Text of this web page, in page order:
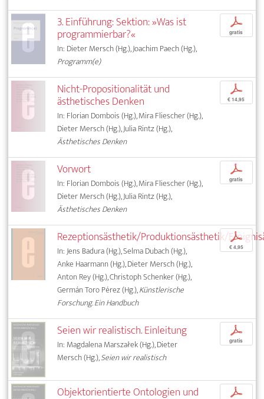
3. Einführung: Sektion: »Was ist
programmierbar?«
In: Dieter Mersch (Hg.), Joachim Paech (Hg.),
Programm(e)
p
gratis
Nicht-Propositionalität und
ästhetisches Denken
In: Florian Dombois (Hg.), Mira Fliescher (Hg.),
Dieter Mersch (Hg.), Julia Rintz (Hg.),
Ästhetisches Denken
p
€ 14,95
Vorwort
In: Florian Dombois (Hg.), Mira Fliescher (Hg.),
Dieter Mersch (Hg.), Julia Rintz (Hg.),
Ästhetisches Denken
p
gratis
Rezeptionsästhetik/Produktionsästhetik/
In: Jens Badura (Hg.), Selma Dubach (Hg.),
Anke Haarmann (Hg.), Dieter Mersch (Hg.),
Anton Rey (Hg.), Christoph Schenker (Hg.),
Germán Toro Pérez (Hg.),Künstlerische
Forschung. Ein Handbuch
p
€ 4,95
Seien wir realistisch. Einleitung
In: Magdalena Marszałek (Hg.), Dieter
Mersch (Hg.),Seien wir realistisch
p
gratis
Objektorientierte Ontologien und p